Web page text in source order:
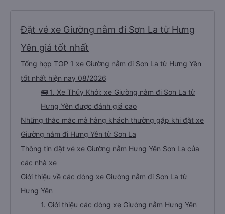
Đặt vé xe Giường nằm đi Sơn La từ Hưng
Yên giá tốt nhất
Tổng hợp TOP 1 xe Giường nằm đi Sơn La từ Hưng Yên
tốt nhất hiện nay 08/2026
🚌 1. Xe Thủy Khởi: xe Giường nằm đi Sơn La từ
Hưng Yên được đánh giá cao
Những thắc mắc mà hàng khách thường gặp khi đặt xe
Giường nằm đi Hưng Yên từ Sơn La
Thông tin đặt vé xe Giường nằm Hưng Yên Sơn La của
các nhà xe
Giới thiệu về các dòng xe Giường nằm đi Sơn La từ
Hưng Yên
1. Giới thiệu các dòng xe Giường nằm Hưng Yên